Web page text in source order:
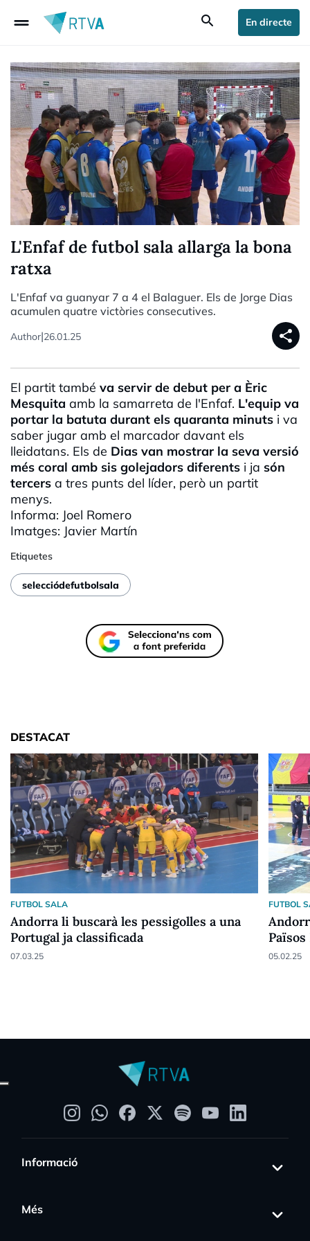
drag_handle search En directe
L'Enfaf de futbol sala allarga la bona
ratxa
L'Enfaf va guanyar 7 a 4 el Balaguer. Els de Jorge Dias
acumulen quatre victòries consecutives.
Author|26.01.25 share
El partit també va servir de debut per a Èric
Mesquita amb la samarreta de l'Enfaf. L'equip va
portar la batuta durant els quaranta minuts i va
saber jugar amb el marcador davant els
lleidatans. Els de Dias van mostrar la seva versió
més coral amb sis golejadors diferents i ja són
tercers a tres punts del líder, però un partit
menys.
Informa: Joel Romero
Imatges: Javier Martín
Etiquetes
selecciódefutbolsala
DESTACAT
FUTBOL SALA
Andorra li buscarà les pessigolles a una
Portugal ja classificada
07.03.25
FUTBOL
05.02.25
Informació
Més